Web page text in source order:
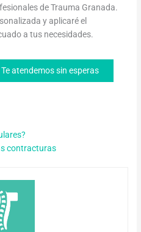
de Trauma Granada.
y aplicaré el
a tus necesidades.
atendemos sin esperas
contracturas